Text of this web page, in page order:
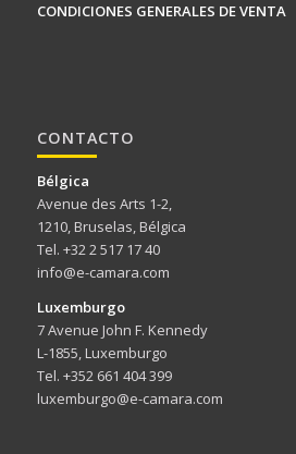
CONDICIONES GENERALES DE VENTA
CONTACTO
Bélgica
Avenue des Arts 1-2,
1210, Bruselas, Bélgica
Tel. +32 2 517 17 40
info@e-camara.com
Luxemburgo
7 Avenue John F. Kennedy
L-1855, Luxemburgo
Tel. +352 661 404 399
luxemburgo@e-camara.com